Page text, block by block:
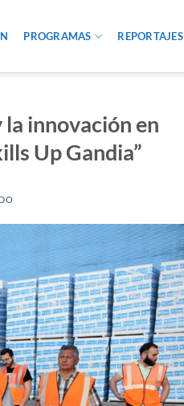
PROGRAMAS REPORTAJES
la innovación en
Up Gandia”